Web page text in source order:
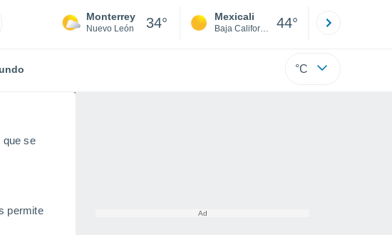
que se
permite
Monterrey
Nuevo León 34° Mexicali
Baja California 44°
°C